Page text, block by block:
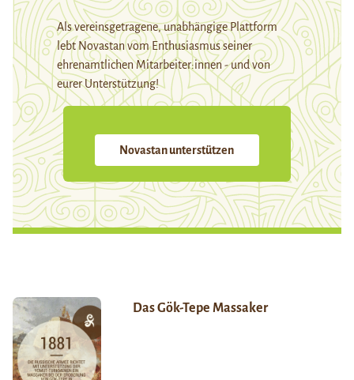
Als vereinsgetragene, unabhängige Plattform
lebt Novastan vom Enthusiasmus seiner
ehrenamtlichen Mitarbeiter:innen - und von
eurer Unterstützung!
Novastan unterstützen
Das Gök-Tepe Massaker